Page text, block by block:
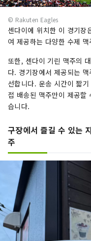
© Rakuten Eagles
센다이에 위치한 이 경기장
여 제공하는 다양한 수제
또한, 센다이 기린 맥주의
다. 경기장에서 제공되는
선합니다. 운송 시간이 짧
접 배송된 맥주만이 제공할
습니다.
구장에서 즐길 수 있는
주